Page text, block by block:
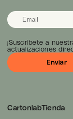
¡Suscribete a
actualizaciones
CartonlabTienda